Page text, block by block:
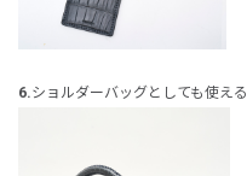
6.ショルダーバッグとしても使える